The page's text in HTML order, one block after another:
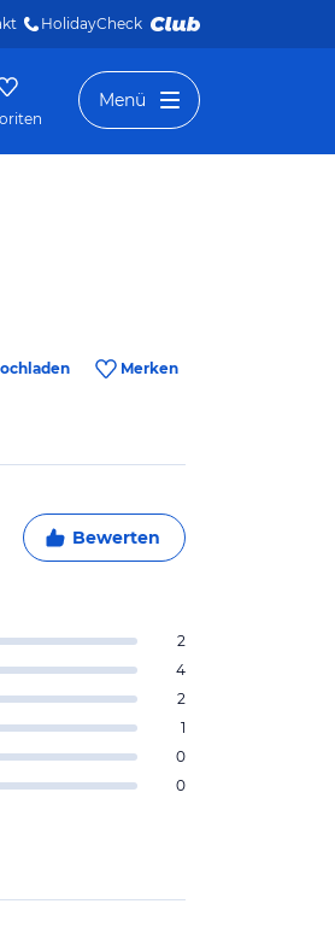
HolidayCheck
Menü
Merken
Bewerten
2
4
2
1
0
0